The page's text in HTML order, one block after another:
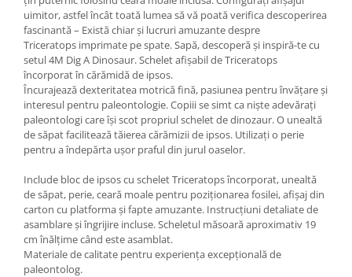
uimitor, astfel încât toată lumea să vă poată verifica descoperirea
fascinantă – Există chiar și lucruri amuzante despre
Triceratops imprimate pe spate. Sapă, descoperă și inspiră-te cu
setul 4M Dig A Dinosaur. Schelet afișabil de Triceratops
încorporat în cărămidă de ipsos.
Încurajează dexteritatea motrică fină, pasiunea pentru învățare și
interesul pentru paleontologie. Copiii se simt ca niște adevărați
paleontologi care își scot propriul schelet de dinozaur. O unealtă
de săpat facilitează tăierea cărămizii de ipsos. Utilizați o perie
pentru a îndepărta ușor praful din jurul oaselor.
Include bloc de ipsos cu schelet Triceratops încorporat, unealtă
de săpat, perie, ceară moale pentru poziționarea fosilei, afișaj din
carton cu platforma și fapte amuzante. Instrucțiuni detaliate de
asamblare și îngrijire incluse. Scheletul măsoară aproximativ 19
cm înălțime când este asamblat.
Materiale de calitate pentru experiența excepțională de
paleontolog.